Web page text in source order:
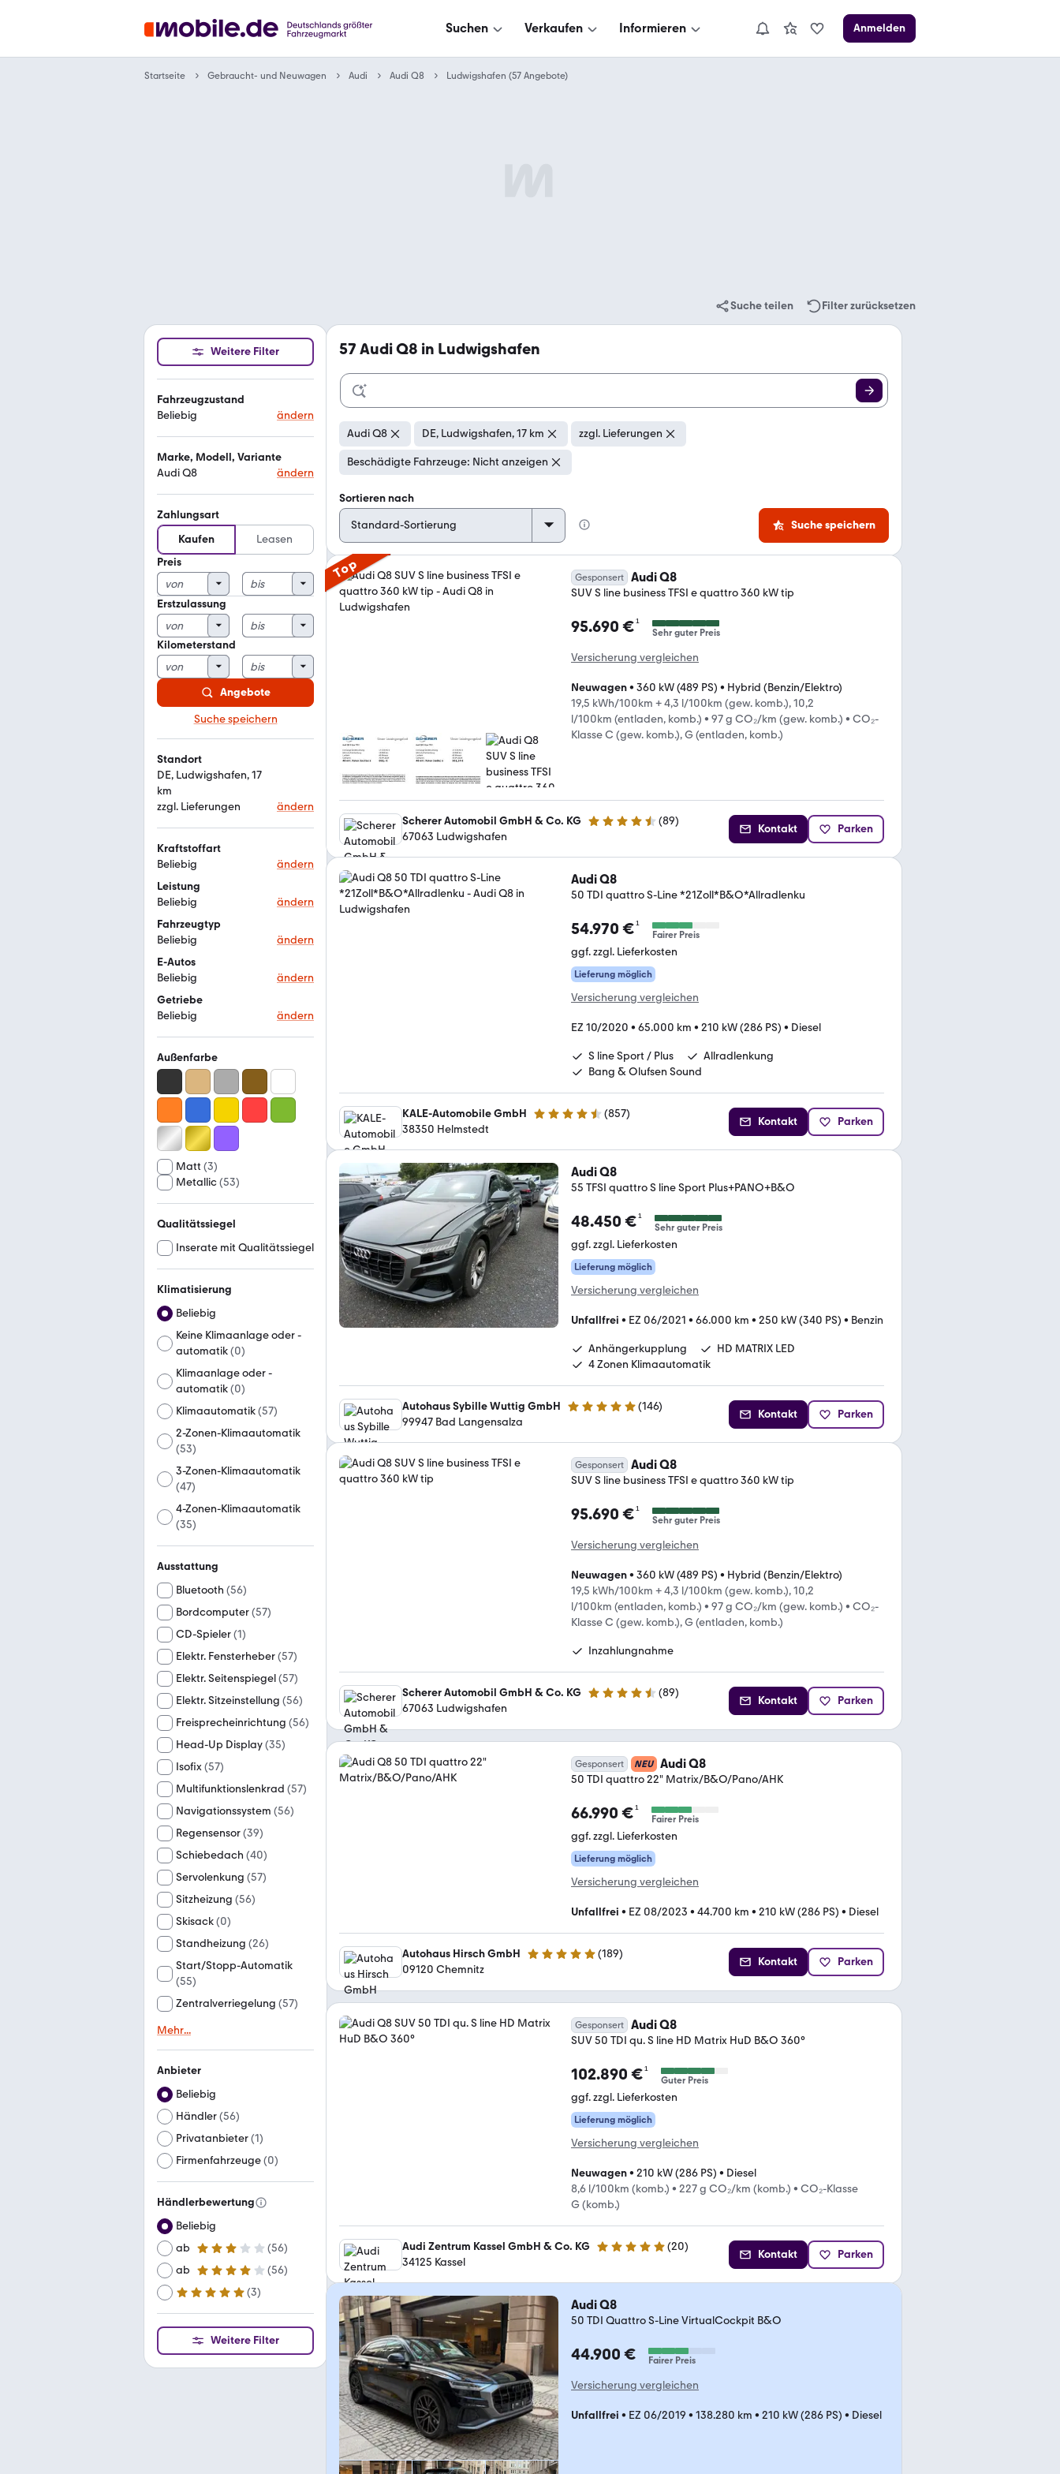
Suchen Verkaufen Informieren Anmelden
Startseite Gebraucht- und Neuwagen Audi Audi Q8 Ludwigshafen (57 Angebote)
Suche teilen Filter zurücksetzen
Weitere Filter
Fahrzeugzustand
Beliebig
ändern
Marke, Modell, Variante
Audi Q8
ändern
Zahlungsart
Kaufen
Leasen
Preis
Erstzulassung
Kilometerstand
Angebote
Suche speichern
Standort
DE, Ludwigshafen, 17
km
zzgl. Lieferungen
ändern
Kraftstoffart
Beliebig
ändern
Leistung
Beliebig
ändern
Fahrzeugtyp
Beliebig
ändern
E-Autos
Beliebig
ändern
Getriebe
Beliebig
ändern
Außenfarbe
Matt (3)
Metallic(53)
Qualitätssiegel
Inserate mit Qualitätssiegel
Klimatisierung
Beliebig
Keine Klimaanlage oder -
automatik(0)
Klimaanlage oder -
automatik(0)
Klimaautomatik(57)
2-Zonen-Klimaautomatik
(53)
3-Zonen-Klimaautomatik
(47)
4-Zonen-Klimaautomatik
(35)
Ausstattung
Bluetooth (56)
Bordcomputer(57)
CD-Spieler(1)
Elektr. Fensterheber(57)
Elektr. Seitenspiegel(57)
Elektr. Sitzeinstellung (56)
Freisprecheinrichtung (56)
Head-Up Display(35)
Isofix(57)
Multifunktionslenkrad (57)
Navigationssystem (56)
Regensensor(39)
Schiebedach (40)
Servolenkung (57)
Sitzheizung (56)
Skisack(0)
Standheizung (26)
Start/Stopp-Automatik
(55)
Zentralverriegelung (57)
Mehr...
Anbieter
Beliebig
Händler(56)
Privatanbieter(1)
Firmenfahrzeuge(0)
Händlerbewertung
Beliebig
ab
3 Sterne (56)
ab
4 Sterne (56)
ab
5 Sterne (3)
Weitere Filter
57 Audi Q8 in Ludwigshafen
Audi Q8 DE, Ludwigshafen, 17 km zzgl. Lieferungen
Beschädigte Fahrzeuge: Nicht anzeigen
Sortieren nach
Suche speichern
Top Gesponsert Audi Q8
SUV S line business TFSI e quattro 360 kW tip
95.690 €¹
Sehr guter Preis
Versicherung vergleichen
Neuwagen• 360 kW (489 PS) • Hybrid (Benzin/Elektro)
19,5 kWh/100km + 4,3 l/100km (gew. komb.), 10,2
l/100km (entladen, komb.) • 97 g CO₂/km (gew. komb.) • CO₂-
Klasse C (gew. komb.), G (entladen, komb.)
Scherer Automobil GmbH & Co. KG 4.7 Sterne (89)
67063 Ludwigshafen
Kontakt Parken
Audi Q8
50 TDI quattro S-Line *21Zoll*B&O*Allradlenku
54.970 €¹
Fairer Preis
ggf. zzgl. Lieferkosten
Lieferung möglich
Versicherung vergleichen
EZ 10/2020 • 65.000 km • 210 kW (286 PS) • Diesel
S line Sport / Plus
Allradlenkung
Bang & Olufsen Sound
KALE-Automobile GmbH 4.7 Sterne (857)
38350 Helmstedt
Kontakt Parken
Audi Q8
55 TFSI quattro S line Sport Plus+PANO+B&O
48.450 €¹
Sehr guter Preis
ggf. zzgl. Lieferkosten
Lieferung möglich
Versicherung vergleichen
Unfallfrei • EZ 06/2021 • 66.000 km • 250 kW (340 PS) • Benzin
Anhängerkupplung
HD MATRIX LED
4 Zonen Klimaautomatik
Autohaus Sybille Wuttig GmbH 4.9 Sterne (146)
99947 Bad Langensalza
Kontakt Parken
Gesponsert Audi Q8
SUV S line business TFSI e quattro 360 kW tip
95.690 €¹
Sehr guter Preis
Versicherung vergleichen
Neuwagen• 360 kW (489 PS) • Hybrid (Benzin/Elektro)
19,5 kWh/100km + 4,3 l/100km (gew. komb.), 10,2
l/100km (entladen, komb.) • 97 g CO₂/km (gew. komb.) • CO₂-
Klasse C (gew. komb.), G (entladen, komb.)
Inzahlungnahme
Scherer Automobil GmbH & Co. KG 4.7 Sterne (89)
67063 Ludwigshafen
Kontakt Parken
Gesponsert NEU Audi Q8
50 TDI quattro 22" Matrix/B&O/Pano/AHK
66.990 €¹
Fairer Preis
ggf. zzgl. Lieferkosten
Lieferung möglich
Versicherung vergleichen
Unfallfrei • EZ 08/2023 • 44.700 km • 210 kW (286 PS) • Diesel
Autohaus Hirsch GmbH 4.8 Sterne (189)
09120 Chemnitz
Kontakt Parken
Gesponsert Audi Q8
SUV 50 TDI qu. S line HD Matrix HuD B&O 360°
102.890 €¹
Guter Preis
ggf. zzgl. Lieferkosten
Lieferung möglich
Versicherung vergleichen
Neuwagen• 210 kW (286 PS) • Diesel
8,6 l/100km (komb.) • 227 g CO₂/km (komb.) • CO₂-Klasse
G (komb.)
Audi Zentrum Kassel GmbH & Co. KG 4.8 Sterne (20)
34125 Kassel
Kontakt Parken
Audi Q8
50 TDI Quattro S-Line VirtualCockpit B&O
44.900 € Fairer Preis
Versicherung vergleichen
Unfallfrei • EZ 06/2019 • 138.280 km • 210 kW (286 PS) • Diesel